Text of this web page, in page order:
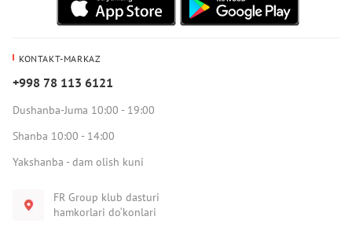
KONTAKT-MARKAZ
+998 78 113 6121
Dushanba-Juma 10:00 - 19:00
Shanba 10:00 - 14:00
Yakshanba - dam olish kuni
FR Group klub dasturi
hamkorlari do‘konlari